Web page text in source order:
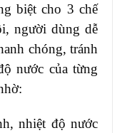
biệt cho 3 chế
người dùng dễ
chóng, tránh
nước của từng
nhiệt độ nước